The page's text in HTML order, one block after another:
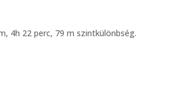
4h 22 perc, 79 m szintkülönbség.